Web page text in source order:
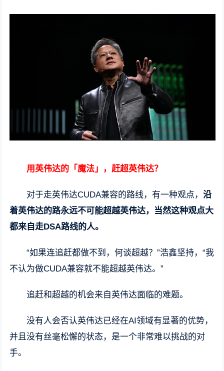
用英伟达的「魔法」，赶超英伟达？
对于走英伟达CUDA兼容的路线，有一种观点，沿
着英伟达的路永远不可能超越英伟达，当然这种观点大
都来自走DSA路线的人。
“如果连追赶都做不到，何谈超越？”浩鑫坚持，“我
不认为做CUDA兼容就不能超越英伟达。”
追赶和超越的机会来自英伟达面临的难题。
没有人会否认英伟达已经在AI领域有显著的优势，
并且没有丝毫松懈的状态，是一个非常难以挑战的对
手。